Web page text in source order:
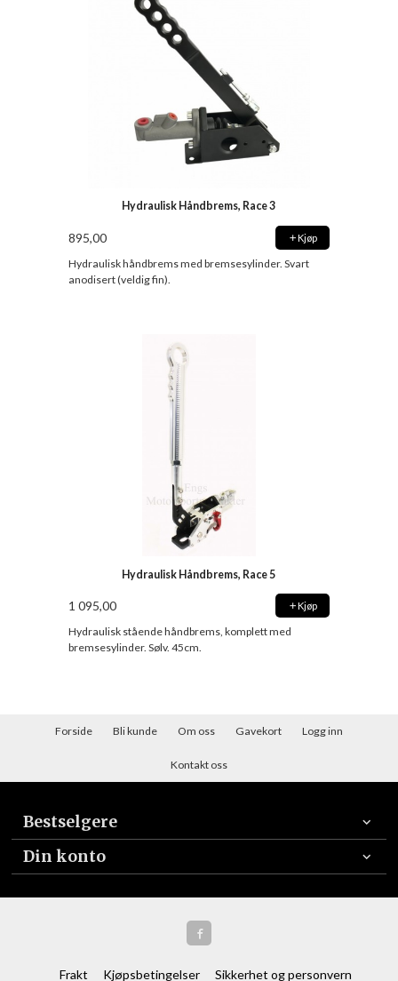
Hydraulisk Håndbrems, Race 3
895,00 Kjøp
Hydraulisk håndbrems med bremsesylinder. Svart
anodisert (veldig fin).
Hydraulisk Håndbrems, Race 5
1 095,00 Kjøp
Hydraulisk stående håndbrems, komplett med
bremsesylinder. Sølv. 45cm.
Forside Bli kunde Om oss Gavekort Logg inn
Kontakt oss
Bestselgere
Din konto
Frakt Kjøpsbetingelser Sikkerhet og personvern